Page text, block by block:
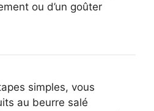
ou d’un goûter
simples, vous
au beurre salé